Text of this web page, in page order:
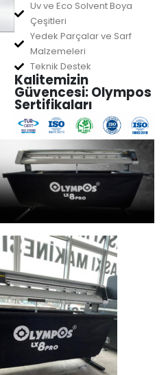
Uv ve Eco Solvent Boya
Çeşitleri
Yedek Parçalar ve Sarf
Malzemeleri
Teknik Destek
Kalitemizin
Güvencesi: Olympos
Sertifikaları